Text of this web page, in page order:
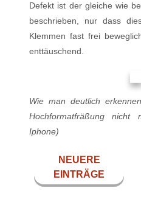
Defekt ist der gleiche wie
beschrieben, nur dass
Klemmen fast frei
enttäuschend.
Wie man deutlich
Hochformatfräßung nicht
Iphone)
NEUERE
EINTRÄGE